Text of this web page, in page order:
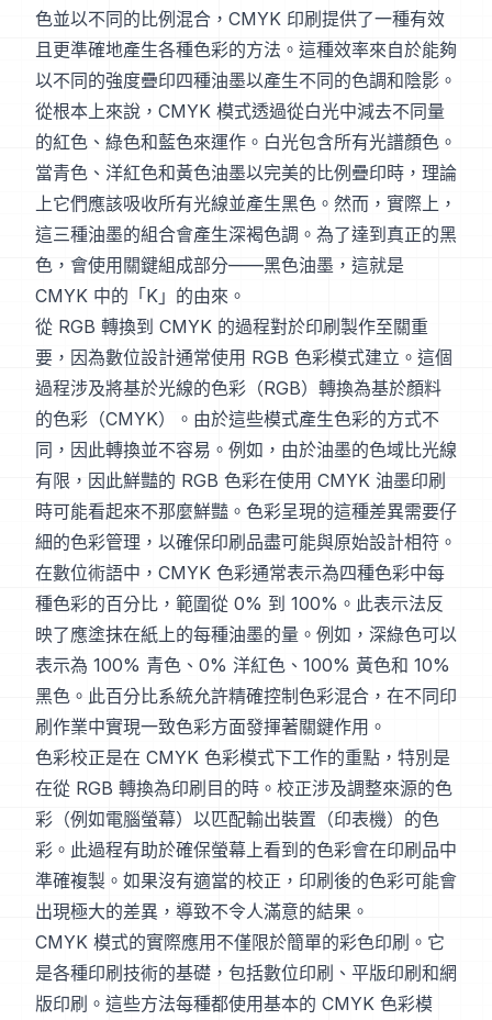
色並以不同的比例混合，CMYK 印刷提供了一種有效
且更準確地產生各種色彩的方法。這種效率來自於能夠
以不同的強度疊印四種油墨以產生不同的色調和陰影。
從根本上來說，CMYK 模式透過從白光中減去不同量
的紅色、綠色和藍色來運作。白光包含所有光譜顏色。
當青色、洋紅色和黃色油墨以完美的比例疊印時，理論
上它們應該吸收所有光線並產生黑色。然而，實際上，
這三種油墨的組合會產生深褐色調。為了達到真正的黑
色，會使用關鍵組成部分——黑色油墨，這就是
CMYK 中的「K」的由來。
從 RGB 轉換到 CMYK 的過程對於印刷製作至關重
要，因為數位設計通常使用 RGB 色彩模式建立。這個
過程涉及將基於光線的色彩（RGB）轉換為基於顏料
的色彩（CMYK）。由於這些模式產生色彩的方式不
同，因此轉換並不容易。例如，由於油墨的色域比光線
有限，因此鮮豔的 RGB 色彩在使用 CMYK 油墨印刷
時可能看起來不那麼鮮豔。色彩呈現的這種差異需要仔
細的色彩管理，以確保印刷品盡可能與原始設計相符。
在數位術語中，CMYK 色彩通常表示為四種色彩中每
種色彩的百分比，範圍從 0% 到 100%。此表示法反
映了應塗抹在紙上的每種油墨的量。例如，深綠色可以
表示為 100% 青色、0% 洋紅色、100% 黃色和 10%
黑色。此百分比系統允許精確控制色彩混合，在不同印
刷作業中實現一致色彩方面發揮著關鍵作用。
色彩校正是在 CMYK 色彩模式下工作的重點，特別是
在從 RGB 轉換為印刷目的時。校正涉及調整來源的色
彩（例如電腦螢幕）以匹配輸出裝置（印表機）的色
彩。此過程有助於確保螢幕上看到的色彩會在印刷品中
準確複製。如果沒有適當的校正，印刷後的色彩可能會
出現極大的差異，導致不令人滿意的結果。
CMYK 模式的實際應用不僅限於簡單的彩色印刷。它
是各種印刷技術的基礎，包括數位印刷、平版印刷和網
版印刷。這些方法每種都使用基本的 CMYK 色彩模